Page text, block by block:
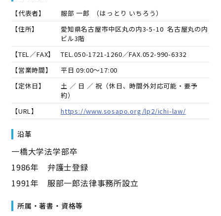
【代表者】 服部 一郎 （はっとり いちろう）
【住所】
愛知県名古屋市中区丸の内3-5-10 名古屋丸の内
ビル3階
【TEL／FAX】
TEL.050-1721-1260／FAX.052-990-6332
【営業時間】
平日 09:00～17:00
【定休日】
土 ／ 日 ／ 祝（休日、時間外対応可能・要予
約）
【URL】
https://www.sosapo.org/lp2/ichi-law/
沿革
一橋大学法学部卒
1986年 弁護士登録
1991年 服部一郎法律事務所設立
所属・著書・資格等